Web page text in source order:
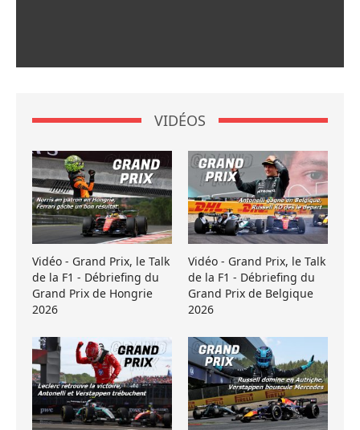
VIDÉOS
Vidéo - Grand Prix, le Talk
de la F1 - Débriefing du
Grand Prix de Hongrie
2026
Vidéo - Grand Prix, le Talk
de la F1 - Débriefing du
Grand Prix de Belgique
2026